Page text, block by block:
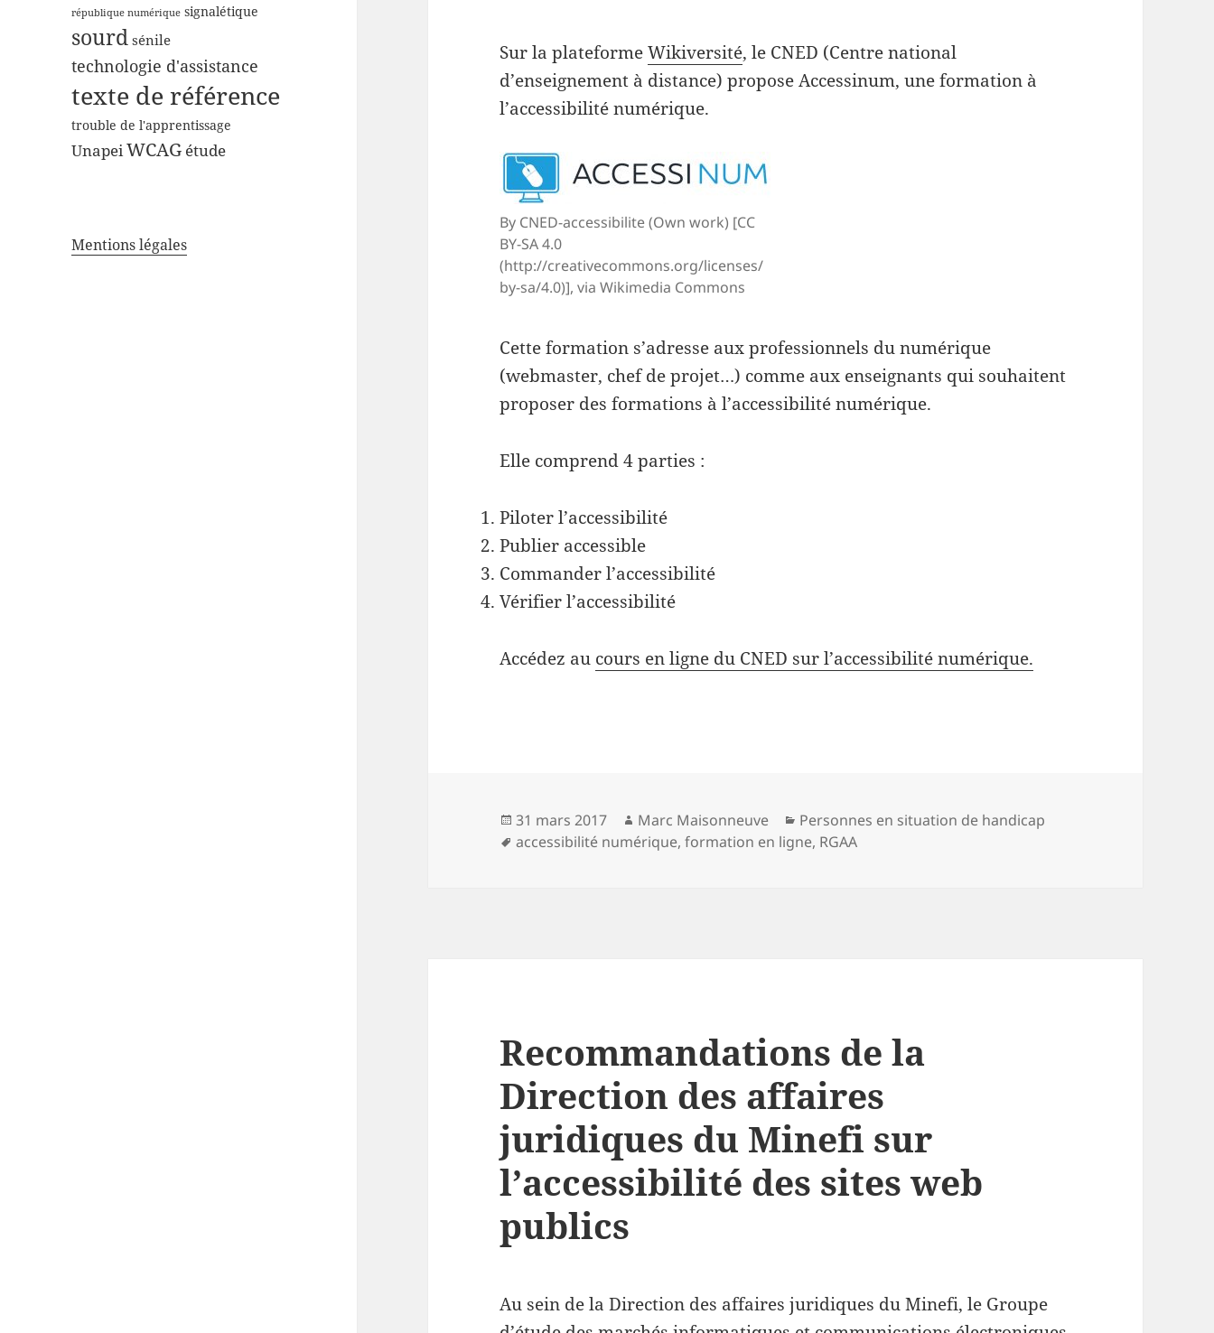
république numérique signalétique
sourdsénile
technologie d'assistance
texte de référence
trouble de l'apprentissage
UnapeiWCAG étude
Mentions légales
Sur la plateformeWikiversité, le CNED (Centre national
d’enseignement à distance) propose Accessinum, une formation à
l’accessibilité numérique.
By CNED-accessibilite (Own work) [CC
BY-SA 4.0
(http://creativecommons.org/licenses/
by-sa/4.0)], via Wikimedia Commons
Cette formation s’adresse aux professionnels du numérique
(webmaster, chef de projet…) comme aux enseignants qui souhaitent
proposer des formations à l’accessibilité numérique.
Elle comprend 4 parties :
Piloter l’accessibilité
Publier accessible
Commander l’accessibilité
Vérifier l’accessibilité
Accédez au cours en ligne du CNED sur l’accessibilité numérique.
Publié
le
31 mars 2017 Auteur
Marc Maisonneuve Catégories
Personnes en situation de handicap
Mots-
accessibilité numérique,formation en ligne, RGAA
Recommandations de la
Direction des affaires
juridiques du Minefi sur
l’accessibilité des sites web
publics
Au sein de la Direction des affaires juridiques du Minefi, le Groupe